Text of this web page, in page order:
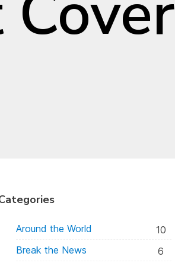
Around the World
10
Break the News
6